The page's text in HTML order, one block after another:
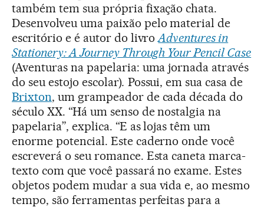
também tem sua própria fixação chata.
Desenvolveu uma paixão pelo material de
escritório e é autor do livroAdventures in
Stationery: A Journey Through Your Pencil Case
(Aventuras na papelaria: uma jornada através
do seu estojo escolar). Possui, em sua casa de
Brixton, um grampeador de cada década do
século XX. “Há um senso de nostalgia na
papelaria”, explica. “E as lojas têm um
enorme potencial. Este caderno onde você
escreverá o seu romance. Esta caneta marca-
texto com que você passará no exame. Estes
objetos podem mudar a sua vida e, ao mesmo
tempo, são ferramentas perfeitas para a